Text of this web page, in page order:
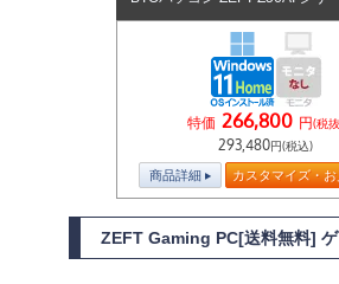
特価 266,800 円(税
293,480円(税込)
商品詳細 カスタマイズ・
ZEFT Gaming PC[送料無料]